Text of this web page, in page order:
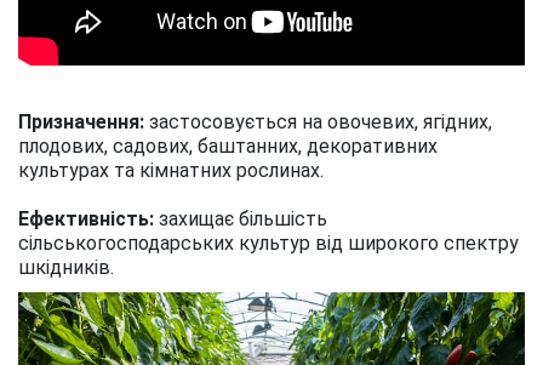
Призначення: застосовується на овочевих, ягідних,
плодових, садових, баштанних, декоративних
культурах та кімнатних рослинах.
Ефективність: захищає більшість
сільськогосподарських культур від широкого спектру
шкідників.